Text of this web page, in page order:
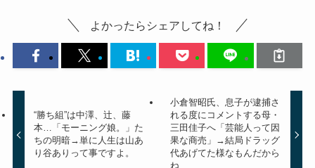
よかったらシェアしてね！
“勝ち組”は中澤、辻、藤
本…「モーニング娘。」た
ちの明暗→単に人生は山あ
り谷ありって事ですよ。
小倉智昭氏、息子が逮捕さ
れる度にコメントする母・
三田佳子へ「芸能人って因
果な商売」→結局ドラッグ
代あげてた様なもんだから
ね